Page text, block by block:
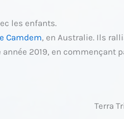
les enfants.
Camdem, en Australie. Ils
2019, en commençant
Terra